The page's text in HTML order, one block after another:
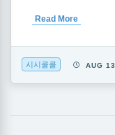
Read More
시시콜콜 AUG 13